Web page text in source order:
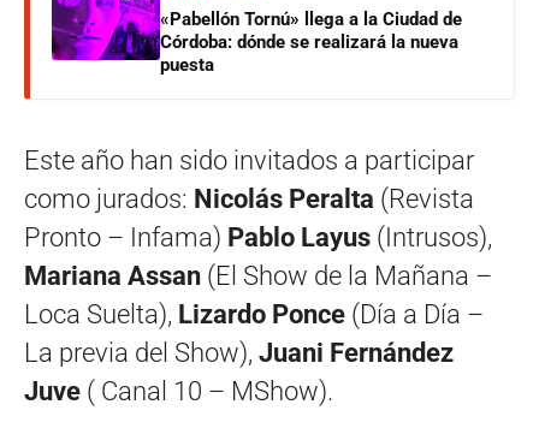
«Pabellón Tornú» llega a la Ciudad de
Córdoba: dónde se realizará la nueva
puesta
Este año han sido invitados a participar
como jurados: Nicolás Peralta (Revista
Pronto – Infama) Pablo Layus (Intrusos),
Mariana Assan (El Show de la Mañana –
Loca Suelta), Lizardo Ponce (Día a Día –
La previa del Show), Juani Fernández
Juve ( Canal 10 – MShow).